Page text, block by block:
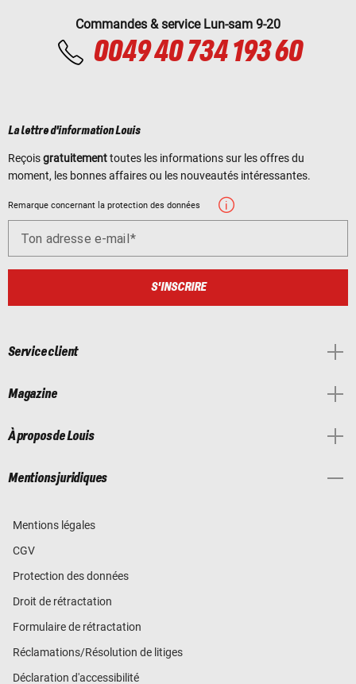
Commandes & service Lun-sam 9-20
0049 40 734 193 60
La lettre d'information Louis
Reçoisgratuitementtoutes les informations sur les offres du
moment, les bonnes affaires ou les nouveautés intéressantes.
Remarque concernant la protection des données
Ton adresse e-mail
S'INSCRIRE
Service client
Magazine
À propos de Louis
Mentions juridiques
Mentions légales
CGV
Protection des données
Droit de rétractation
Formulaire de rétractation
Réclamations/Résolution de litiges
Déclaration d'accessibilité